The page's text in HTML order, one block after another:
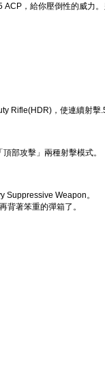
，給你壓倒性的威力。
Rifle(HDR)，使連續射擊
部攻擊」兩種射擊模式。
Suppressive Weapon。
著笨重的彈箱了。